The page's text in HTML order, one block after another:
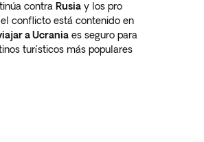
contra Rusia y los pro
conflicto está contenido en
a Ucrania es seguro para
turísticos más populares